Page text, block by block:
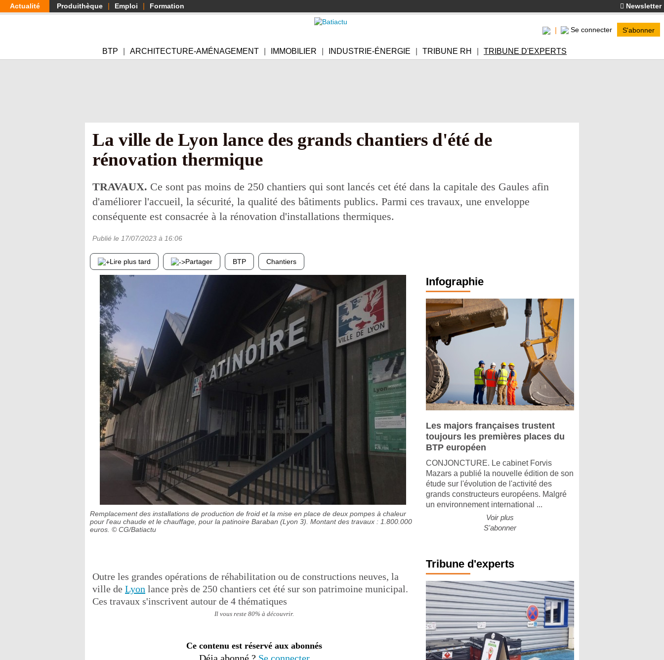
Aller
au
Actualité Produithèque Emploi Formation Newsletter
Se connecter S'abonner
BTP ARCHITECTURE-AMÉNAGEMENT IMMOBILIER INDUSTRIE-ÉNERGIE TRIBUNE RH TRIBUNE D'EXPERTS
La ville de Lyon lance des grands chantiers d'été de
rénovation thermique
TRAVAUX. Ce sont pas moins de 250 chantiers qui sont lancés cet été dans la capitale des Gaules afin
d'améliorer l'accueil, la sécurité, la qualité des bâtiments publics. Parmi ces travaux, une enveloppe
conséquente est consacrée à la rénovation d'installations thermiques.
Publié le 17/07/2023 à 16:06
Lire plus tard Partager BTP Chantiers
Remplacement des installations de production de froid et la mise en place de deux pompes à chaleur
pour l'eau chaude et le chauffage, pour la patinoire Baraban (Lyon 3). Montant des travaux : 1.800.000
euros. © CG/Batiactu
Outre les grandes opérations de réhabilitation ou de constructions neuves, la
ville de Lyon lance près de 250 chantiers cet été sur son patrimoine municipal.
Ces travaux s'inscrivent autour de 4 thématiques
Il vous reste 80% à découvrir.
Ce contenu est réservé aux abonnés
Infographie
Les majors françaises trustent
toujours les premières places du
BTP européen
CONJONCTURE. Le cabinet Forvis
Mazars a publié la nouvelle édition de son
étude sur l'évolution de l'activité des
grands constructeurs européens. Malgré
un environnement international ...
Voir plus
S'abonner
Tribune d'experts